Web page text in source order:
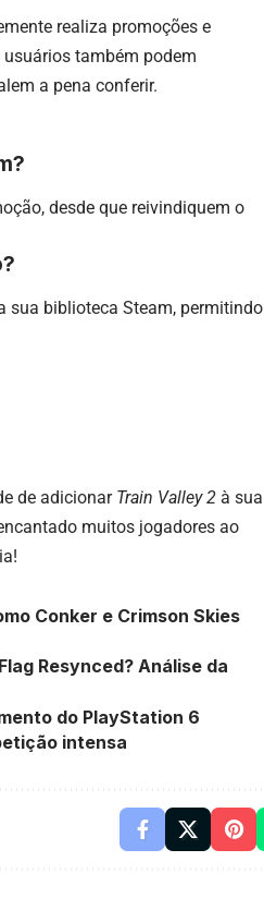
realiza promoções e
também podem
a pena conferir.
desde que reivindiquem o
sua biblioteca Steam, permitindo
de adicionar Train Valley 2 à sua
muitos jogadores ao
Conker e Crimson Skies
Resynced? Análise da
do PlayStation 6
intensa